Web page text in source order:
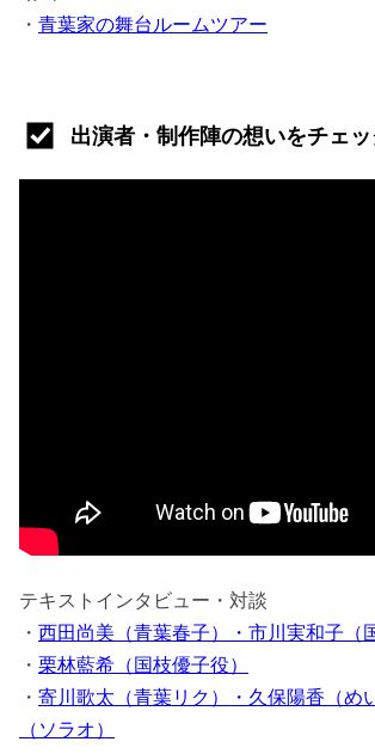
・ 青葉家の舞台ルームツアー
出演者・制作陣の想いをチェッ
テキストインタビュー・対談
・ 西田尚美（青葉春子）・市川実和子（
・ 栗林藍希（国枝優子役）
・ 寄川歌太（青葉リク）・久保陽香（め
（ソラオ）